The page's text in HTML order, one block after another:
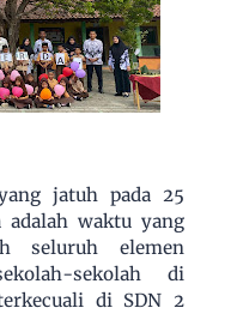
jatuh pada 25
adalah waktu yang
seluruh elemen
sekolah di
di SDN 2